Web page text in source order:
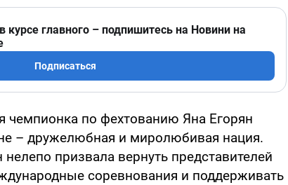
курсе главного – подпишитесь на Новини на
Подписаться
чемпионка по фехтованию Яна Егорян
– дружелюбная и миролюбивая нация.
призвала вернуть представителей
соревнования и поддерживать